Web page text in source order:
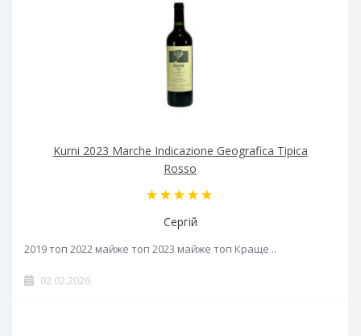
Kurni 2023 Marche Indicazione Geografica Tipica
Rosso
Сергій
2019 топ 2022 майже топ 2023 майже топ Краще ..
02.02.2026